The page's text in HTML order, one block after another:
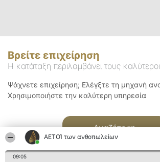
ΑΕΤΟΊ των ανθοπωλείων
09:05
Βρείτε επιχείρηση
Η κατάταξη περιλαμβάνει τους
Ψάχνετε επιχείρηση; Ελέγξτε τη μηχανή
Χρησιμοποιήστε την καλύτερη υπηρεσία
Αναζήτηση